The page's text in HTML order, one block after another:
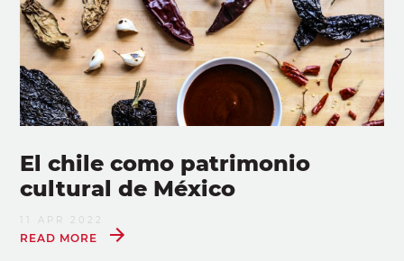
El chile como patrimonio
cultural de México
11 APR 2022
READ MORE